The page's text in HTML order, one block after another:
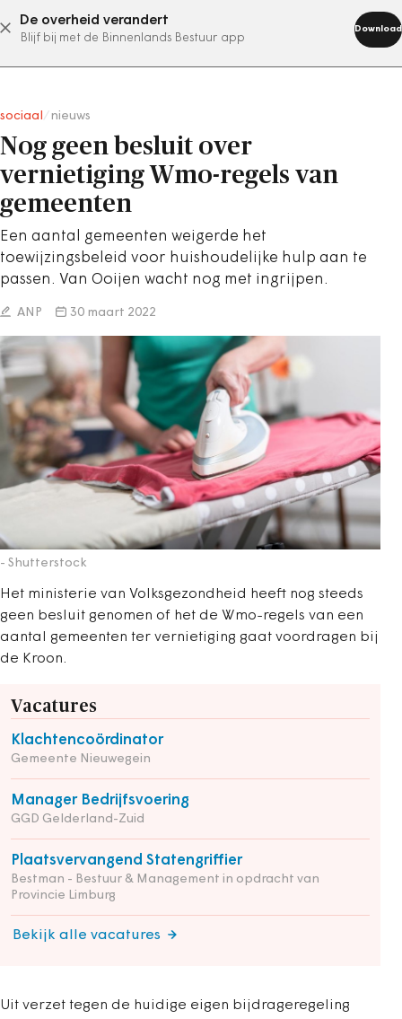
De overheid verandert
Blijf bij met de Binnenlands Bestuur app
Download
abonneer nu
sociaal nieuws
Nog geen besluit over
vernietiging Wmo-regels van
gemeenten
Een aantal gemeenten weigerde het
toewijzingsbeleid voor huishoudelijke hulp aan te
passen. Van Ooijen wacht nog met ingrijpen.
ANP 30 maart 2022
- Shutterstock
Het ministerie van Volksgezondheid heeft nog steeds
geen besluit genomen of het de Wmo-regels van een
aantal gemeenten ter vernietiging gaat voordragen bij
de Kroon.
Vacatures
Klachtencoördinator
Gemeente Nieuwegein
Manager Bedrijfsvoering
GGD Gelderland-Zuid
Plaatsvervangend Statengriffier
Bestman - Bestuur & Management in opdracht van
Provincie Limburg
Bekijk alle vacatures
Uit verzet tegen de huidige eigen bijdrageregeling